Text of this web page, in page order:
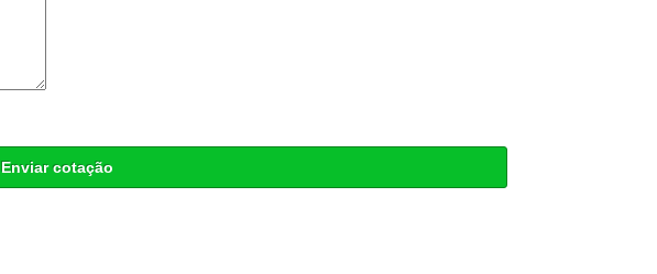
Enviar cotação